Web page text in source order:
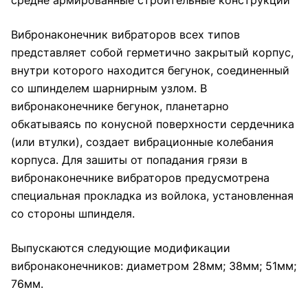
Вибронаконечник вибраторов всех типов
представляет собой герметично закрытый корпус,
внутри которого находится бегунок, соединенный
со шпинделем шарнирным узлом. В
вибронаконечнике бегунок, планетарно
обкатываясь по конусной поверхности сердечника
(или втулки), создает вибрационные колебания
корпуса. Для зашиты от попадания грязи в
вибронаконечнике вибраторов предусмотрена
специальная прокладка из войлока, установленная
со стороны шпинделя.
Выпускаются следующие модификации
вибронаконечников: диаметром 28мм; 38мм; 51мм;
76мм.